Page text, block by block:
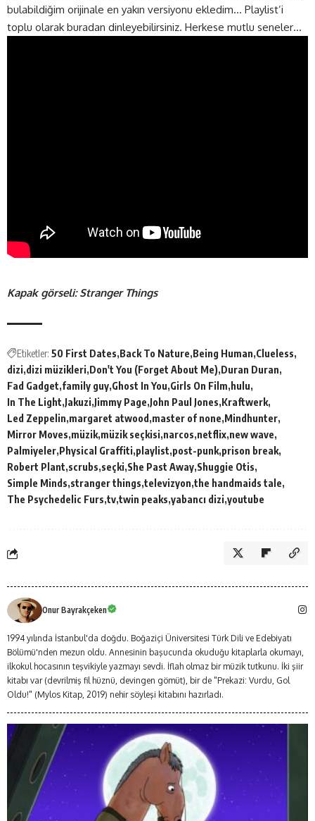
bulabildiğim orijinale en yakın versiyonu ekledim… Playlist’i
toplu olarak buradan dinleyebilirsiniz. Herkese mutlu seneler…
Kapak görseli: Stranger Things
Etiketler: 50 First Dates Back To Nature Being Human Clueless
dizi dizi müzikleri Don't You (Forget About Me) Duran Duran
Fad Gadget family guy Ghost In You Girls On Film hulu
In The Light Jakuzi Jimmy Page John Paul Jones Kraftwerk
Led Zeppelin margaret atwood master of none Mindhunter
Mirror Moves müzik müzik seçkisi narcos netflix new wave
Palmiyeler Physical Graffiti playlist post-punk prison break
Robert Plant scrubs seçki She Past Away Shuggie Otis
Simple Minds stranger things televizyon the handmaids tale
The Psychedelic Furs tv twin peaks yabancı dizi youtube
Onur Bayrakçeken
1994 yılında İstanbul'da doğdu. Boğaziçi Üniversitesi Türk Dili ve Edebiyatı
Bölümü'nden mezun oldu. Annesinin başucunda okuduğu kitaplarla okumayı,
ilkokul hocasının teşvikiyle yazmayı sevdi. İflah olmaz bir müzik tutkunu. İki şiir
kitabı var (devrilmiş fil hüznü, devingen gömüt), bir de "Prekazi: Vurdu, Gol
Oldu!" (Mylos Kitap, 2019) nehir söyleşi kitabını hazırladı.